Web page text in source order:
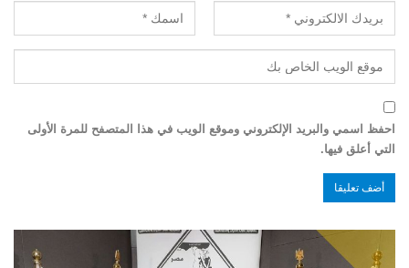
احفظ اسمي والبريد الإلكتروني وموقع الويب في هذا المتصفح للمرة الأولى
التي أعلق فيها.